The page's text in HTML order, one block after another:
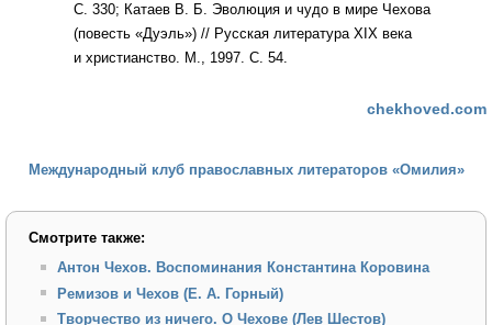
С. 330; Катаев В. Б. Эволюция и чудо в мире Чехова
(повесть «Дуэль») // Русская литература XIX века
и христианство. М., 1997. С. 54.
chekhoved.com
Международный клуб православных литераторов «Омилия»
Смотрите также:
Антон Чехов. Воспоминания Константина Коровина
Ремизов и Чехов (Е. А. Горный)
Творчество из ничего. О Чехове (Лев Шестов)